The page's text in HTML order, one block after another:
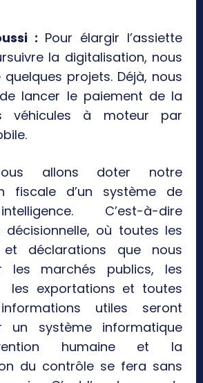
: Pour élargir l’assiette
la digitalisation, nous
projets. Déjà, nous
lancer le paiement de la
véhicules à moteur par
allons doter notre
fiscale d’un système de
C’est-à-dire
décisionnelle, où toutes les
et déclarations que nous
les marchés publics, les
les exportations et toutes
utiles seront
un système informatique
humaine et la
du contrôle se fera sans